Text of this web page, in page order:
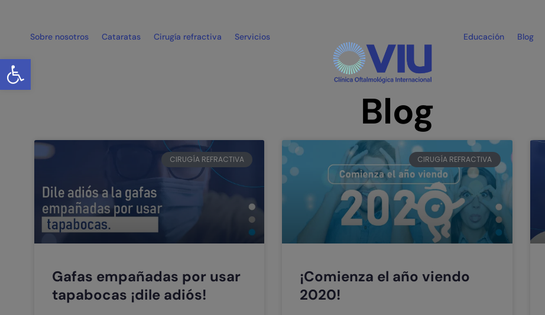
Abrir barra de herramientas
Sobre nosotros Cataratas Cirugía refractiva Servicios Educación Blog
Blog
CIRUGÍA REFRACTIVA
Gafas empañadas por usar
tapabocas ¡dile adiós!
CIRUGÍA REFRACTIVA
¡Comienza el año viendo
2020!